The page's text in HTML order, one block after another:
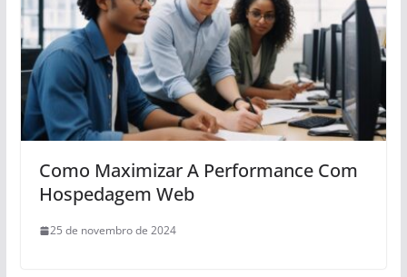
Como Maximizar A Performance Com
Hospedagem Web
25 de novembro de 2024